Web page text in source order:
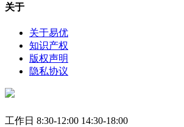
关于
关于易优
知识产权
版权声明
隐私协议
工作日 8:30-12:00 14:30-18:00